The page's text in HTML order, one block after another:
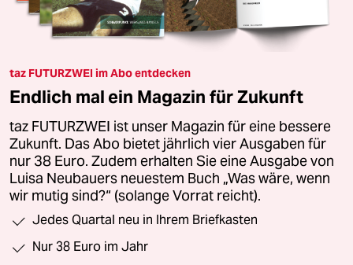
taz FUTURZWEI im Abo entdecken
Endlich mal ein Magazin für Zukunft
taz FUTURZWEI ist unser Magazin für eine bessere
Zukunft. Das Abo bietet jährlich vier Ausgaben für
nur 38 Euro. Zudem erhalten Sie eine Ausgabe von
Luisa Neubauers neuestem Buch „Was wäre, wenn
wir mutig sind?“ (solange Vorrat reicht).
Jedes Quartal neu in Ihrem Briefkasten
Nur 38 Euro im Jahr